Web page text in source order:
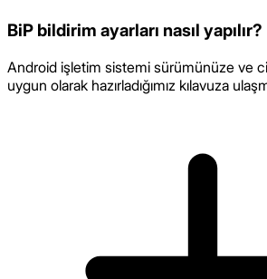
BiP bildirim ayarları nasıl yapılır?
Android işletim sistemi sürümünüze ve
uygun olarak hazırladığımız kılavuza